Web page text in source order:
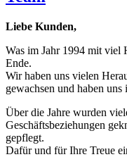
Liebe Kunden,
Was im Jahr 1994 mit viel
Ende.
Wir haben uns vielen
gewachsen und haben
Über die Jahre wurden
Geschäftsbeziehungen
gepflegt.
Dafür und für Ihre Treue